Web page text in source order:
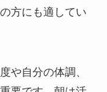
方にも適してい
や自分の体調、